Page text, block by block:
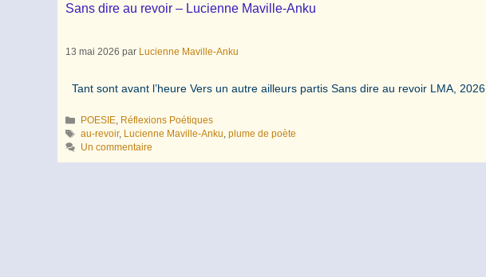
Sans dire au revoir – Lucienne Maville-Anku
13 mai 2026 par Lucienne Maville-Anku
Tant sont avant l’heure Vers un autre ailleurs partis Sans dire au revoir LMA, 2026.
Catégories
POESIE, Réflexions Poétiques
Étiquettes
au-revoir, Lucienne Maville-Anku,plume de poète
Un commentaire